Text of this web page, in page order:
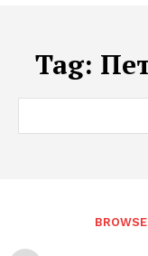
Tag: